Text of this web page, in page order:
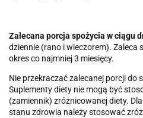
Zalecana porcja spożycia w ciągu
dziennie (rano i wieczorem). Zaleca
okres co najmniej 3 miesięcy.
Nie przekraczać zalecanej porcji do
Suplementy diety nie mogą być
(zamiennik) zróżnicowanej diety.
stanu zdrowia należy stosować